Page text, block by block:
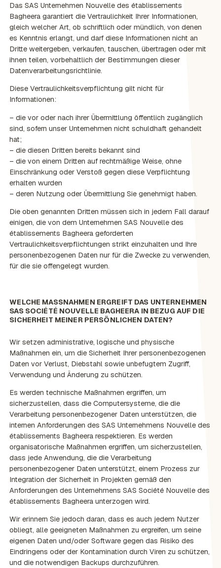
Das SAS Unternehmen Nouvelle des établissements
Bagheera garantiert die Vertraulichkeit Ihrer Informationen,
gleich welcher Art, ob schriftlich oder mündlich, von denen
es Kenntnis erlangt, und darf diese Informationen nicht an
Dritte weitergeben, verkaufen, tauschen, übertragen oder mit
ihnen teilen, vorbehaltlich der Bestimmungen dieser
Datenverarbeitungsrichtlinie.
Diese Vertraulichkeitsverpflichtung gilt nicht für
Informationen:
– die vor oder nach ihrer Übermittlung öffentlich zugänglich
sind, sofern unser Unternehmen nicht schuldhaft gehandelt
hat;
– die diesen Dritten bereits bekannt sind
– die von einem Dritten auf rechtmäßige Weise, ohne
Einschränkung oder Verstoß gegen diese Verpflichtung
erhalten wurden
– deren Nutzung oder Übermittlung Sie genehmigt haben.
Die oben genannten Dritten müssen sich in jedem Fall darauf
einigen, die von dem Unternehmen SAS Nouvelle des
établissements Bagheera geforderten
Vertraulichkeitsverpflichtungen strikt einzuhalten und Ihre
personenbezogenen Daten nur für die Zwecke zu verwenden,
für die sie offengelegt wurden.
WELCHE MASSNAHMEN ERGREIFT DAS UNTERNEHMEN S
AS SOCIÉTÉ NOUVELLE BAGHEERA IN BEZUG AUF DIE S
ICHERHEIT MEINER PERSÖNLICHEN DATEN?
Wir setzen administrative, logische und physische
Maßnahmen ein, um die Sicherheit Ihrer personenbezogenen
Daten vor Verlust, Diebstahl sowie unbefugtem Zugriff,
Verwendung und Änderung zu schützen.
Es werden technische Maßnahmen ergriffen, um
sicherzustellen, dass die Computersysteme, die die
Verarbeitung personenbezogener Daten unterstützen, die
internen Anforderungen des SAS Unternehmens Nouvelle des
établissements Bagheera respektieren. Es werden
organisatorische Maßnahmen ergriffen, um sicherzustellen,
dass jede Anwendung, die die Verarbeitung
personenbezogener Daten unterstützt, einem Prozess zur
Integration der Sicherheit in Projekten gemäß den
Anforderungen des Unternehmens SAS Société Nouvelle des
établissements Bagheera unterzogen wird.
Wir erinnern Sie jedoch daran, dass es auch jedem Nutzer
obliegt, alle geeigneten Maßnahmen zu ergreifen, um seine
eigenen Daten und/oder Software gegen das Risiko des
Eindringens oder der Kontamination durch Viren zu schützen,
und die notwendigen Backups durchzuführen.